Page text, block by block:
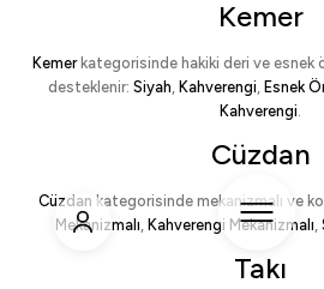
Kemer
Kemerkategorisinde hakiki deri ve esnek
desteklenir: Siyah, Kahverengi, Esnek
Kahverengi.
Cüzdan
Cüzdan kategorisinde mekanizmalı ve
Mekanizmalı, Kahverengi Mekanizmalı,
Takı